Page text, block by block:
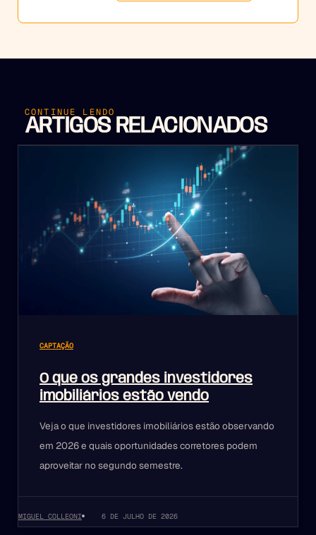
CONTINUE LENDO
ARTIGOS RELACIONADOS
CAPTAÇÃO
O que os grandes investidores
imobiliários estão vendo
Veja o que investidores imobiliários estão observando
em 2026 e quais oportunidades corretores podem
aproveitar no segundo semestre.
MIGUEL COLLEONI 6 DE JULHO DE 2026